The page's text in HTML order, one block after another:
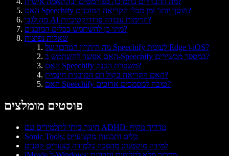
האם Speechify חוסך יותר זמן מכלי הקריאה המובנים?
מה לגבי AI וזרימות עבודה פרודוקטיביות?
מתי כן להשתמש בכלים המובנים?
שאלות נפוצות
מה היתרון המרכזי של Speechify לעומת Edge ו-iOS?
האם אפשר להשתמש ב-Speechify במספר מכשירים?
האם Speechify משפרת הבנה?
האם הקריאה בקול רם המובנית חינמית?
האם Speechify טובה למסמכים ארוכים?
פוסטים מומלצים
חינוך ביתי לתלמידים עם ADHD: מדריך מקיף
Sonic Tools: כלים ותכונות מקצועיים
למידה מוקטנת: מהפכה בלמידה בצעדים קטנים